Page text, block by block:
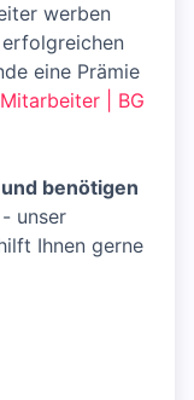
werben
eine Prämie
| BG
benötigen
- unser
Ihnen gerne